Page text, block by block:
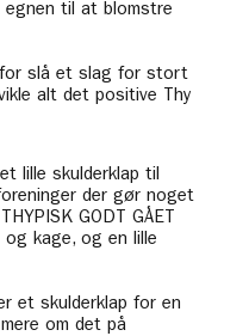
til at blomstre
slå et slag for stort
alt det positive Thy
lille skulderklap til
der gør noget
GODT GÅET
kage, og en lille
et skulderklap for en
om det på